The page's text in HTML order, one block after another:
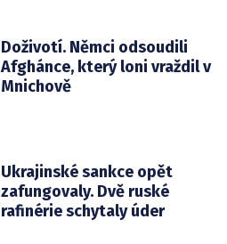
Doživotí. Němci odsoudili
Afghánce, který loni vraždil v
Mnichově
Ukrajinské sankce opět
zafungovaly. Dvě ruské
rafinérie schytaly úder